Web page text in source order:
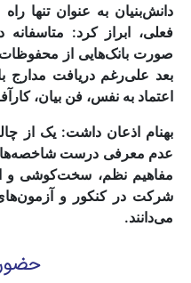
دانش‌بنیان به عنوان تنها
فعلی، ابراز کرد:
صورت بانک‌هایی از
بعد علی‌رغم دریافت مدارج
اعتماد به نفس، فن بیان،
بهنام اذعان داشت: یک از
عدم معرفی درست
مفاهیم نظم، سخت‌کوشی و
شرکت در کنکور و
می‌دانند.